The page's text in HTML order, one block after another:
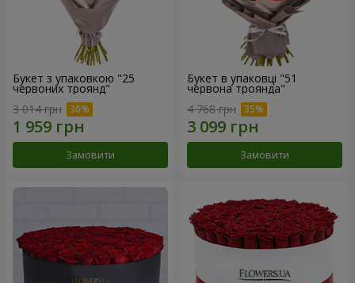
Букет з упаковкою "25
червоних троянд"
3 014 грн
Замовити
Букет в упаковці "51
червона троянда"
4 768 грн
Замовити